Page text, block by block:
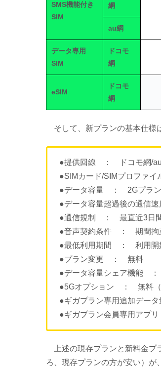
SMS機能付き
SIM
網
au網
データ専用
SIM
ドコモ
網
eSIM
ドコモ
網
そして、新プランの基本仕様
●提供回線 ： ドコモ網/
●SIMカード/SIMプロファ
●データ容量 ： 2Gプラン/
●データ容量超過後の通信
●通信規制 ： 最直近3日間
●音声契約条件 ： 期間拘
●最低利用期間 ： 利用開
●プラン変更 ： 無料
●データ容量シェア機能 ：
●5Gオプション ： 無料（
●ギガプラン専用追加デー
●ギガプラン会員専用アプ
上述の現存プランと新料金
ろ、現存プランの方が安い）が